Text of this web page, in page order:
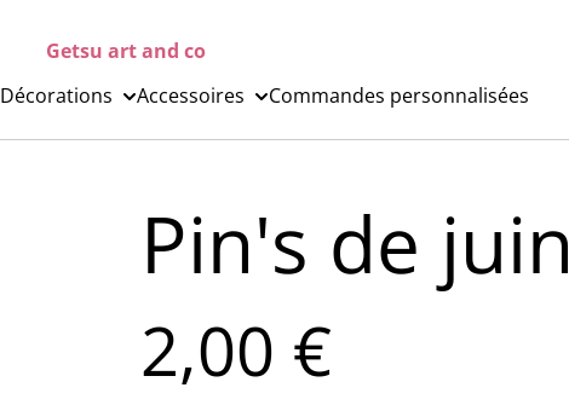
Getsu art and co
Décorations Accessoires Commandes personnalisées
Pin's de juin
2,00 €